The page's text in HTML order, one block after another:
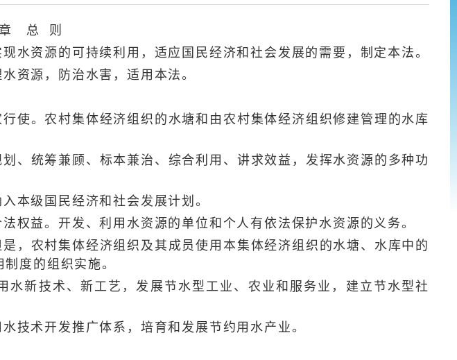
总 则
资源的可持续利用，适应国民经济和社会发展的需要，制定本法。
源，防治水害，适用本法。
。农村集体经济组织的水塘和由农村集体经济组织修建管理的水库
统筹兼顾、标本兼治、综合利用、讲求效益，发挥水资源的多种功
级国民经济和社会发展计划。
益。开发、利用水资源的单位和个人有依法保护水资源的义务。
农村集体经济组织及其成员使用本集体经济组织的水塘、水库中的
度的组织实施。
技术、新工艺，发展节水型工业、农业和服务业，建立节水型社
术开发推广体系，培育和发展节约用水产业。